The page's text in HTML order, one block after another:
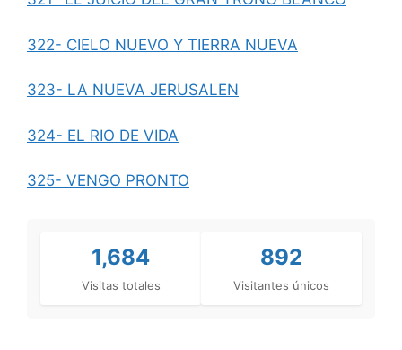
322- CIELO NUEVO Y TIERRA NUEVA
323- LA NUEVA JERUSALEN
324- EL RIO DE VIDA
325- VENGO PRONTO
1,684
Visitas totales
892
Visitantes únicos